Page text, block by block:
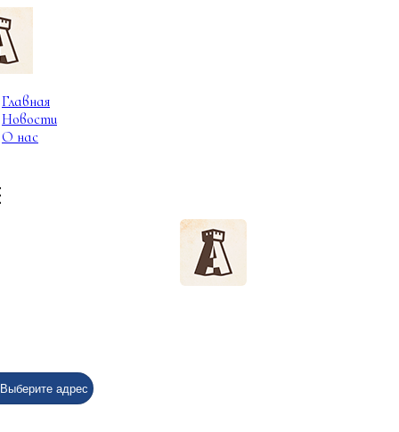
Главная
Новости
О нас
Выберите адрес